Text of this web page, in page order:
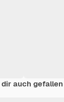
auch gefallen